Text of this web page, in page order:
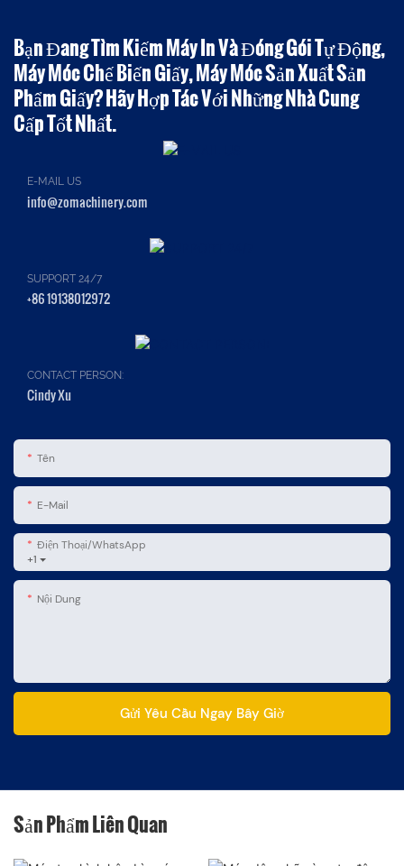
Bạn Đang Tìm Kiếm Máy In Và Đóng Gói Tự Động,
Máy Móc Chế Biến Giấy, Máy Móc Sản Xuất Sản
Phẩm Giấy? Hãy Hợp Tác Với Những Nhà Cung
Cấp Tốt Nhất.
E-MAIL US
info@zomachinery.com
SUPPORT 24/7
+86 19138012972
CONTACT PERSON:
Cindy Xu
Tên
E-Mail
+1
Điện Thoại/WhatsApp
Nội Dung
Gửi Yêu Cầu Ngay Bây Giờ
Sản Phẩm Liên Quan